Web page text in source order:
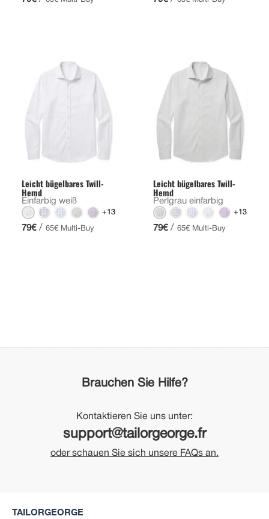
Leicht bügelbares Twill-
Hemd
Einfarbig weiß
+13
79€ / 65€ Multi-Buy
Leicht bügelbares Twill-
Hemd
Perlgrau einfarbig
+13
79€ / 65€ Multi-Buy
Brauchen Sie Hilfe?
Kontaktieren Sie uns unter:
support@tailorgeorge.fr
oder schauen Sie sich unsere FAQs an.
TAILORGEORGE